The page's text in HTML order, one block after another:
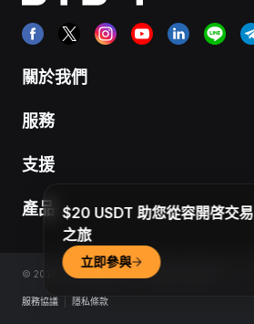
關於我們
服務
支援
產品
© 2018-2026 Bybit.com. All rights reserved.
服務協議 隱私條款
$20 USDT 助您從容開啓交易
之旅
立即參與